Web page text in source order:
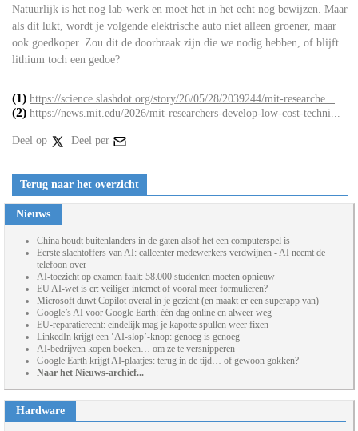
Natuurlijk is het nog lab-werk en moet het in het echt nog bewijzen. Maar
als dit lukt, wordt je volgende elektrische auto niet alleen groener, maar
ook goedkoper. Zou dit de doorbraak zijn die we nodig hebben, of blijft
lithium toch een gedoe?
(1) https://science.slashdot.org/story/26/05/28/2039244/mit-researche...
(2) https://news.mit.edu/2026/mit-researchers-develop-low-cost-techni...
Deel op Deel per
Terug naar het overzicht
Nieuws
China houdt buitenlanders in de gaten alsof het een computerspel is
Eerste slachtoffers van AI: callcenter medewerkers verdwijnen - AI neemt de
telefoon over
AI-toezicht op examen faalt: 58.000 studenten moeten opnieuw
EU AI-wet is er: veiliger internet of vooral meer formulieren?
Microsoft duwt Copilot overal in je gezicht (en maakt er een superapp van)
Google’s AI voor Google Earth: één dag online en alweer weg
EU-reparatierecht: eindelijk mag je kapotte spullen weer fixen
LinkedIn krijgt een ‘AI-slop’-knop: genoeg is genoeg
AI-bedrijven kopen boeken… om ze te versnipperen
Google Earth krijgt AI-plaatjes: terug in de tijd… of gewoon gokken?
Naar het Nieuws-archief...
Hardware